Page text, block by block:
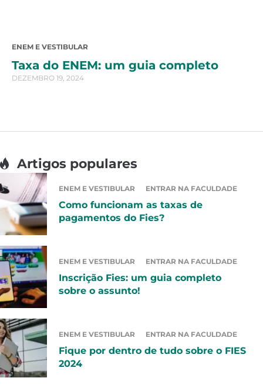
ENEM E VESTIBULAR
Taxa do ENEM: um guia completo
DEZEMBRO 19, 2024
Artigos populares
ENEM E VESTIBULAR ENTRAR NA FACULDADE
Como funcionam as taxas de
pagamentos do Fies?
ENEM E VESTIBULAR ENTRAR NA FACULDADE
Inscrição Fies: um guia completo
sobre o assunto!
ENEM E VESTIBULAR ENTRAR NA FACULDADE
Fique por dentro de tudo sobre o FIES
2024